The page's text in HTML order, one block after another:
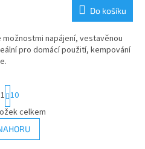
Do košíku
napájení, vestavěnou
pro domácí použití, kempování
O
v
l
S
t
r
á
n
k
1 10
celkem